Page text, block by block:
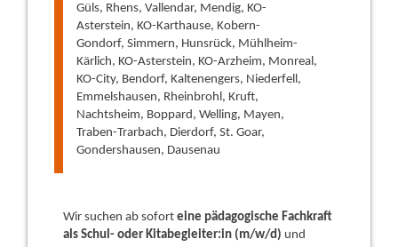
Güls, Rhens, Vallendar, Mendig, KO-
Asterstein, KO-Karthause, Kobern-
Gondorf, Simmern, Hunsrück, Mühlheim-
Kärlich, KO-Asterstein, KO-Arzheim, Monreal,
KO-City, Bendorf, Kaltenengers, Niederfell,
Emmelshausen, Rheinbrohl, Kruft,
Nachtsheim, Boppard, Welling, Mayen,
Traben-Trarbach, Dierdorf, St. Goar,
Gondershausen, Dausenau
Wir suchen ab sofort eine pädagogische Fachkraft
als Schul- oder Kitabegleiter:in (m/w/d) und